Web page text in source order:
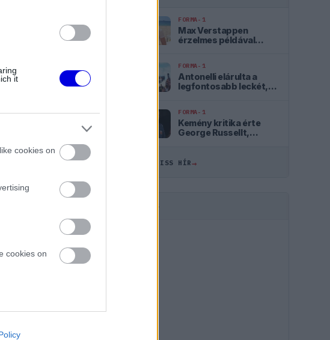
it
cookies on
cookies on
the website
18:45
17:07
16:34
FORMA-1
Max Verstappen
érzelmes példával
FORMA-1
Antonelli elárulta a
legfontosabb leckét,
FORMA-1
Kemény kritika érte
George Russellt,
ülne
ÖSSZES FRISS HÍR→
HIRDETÉS